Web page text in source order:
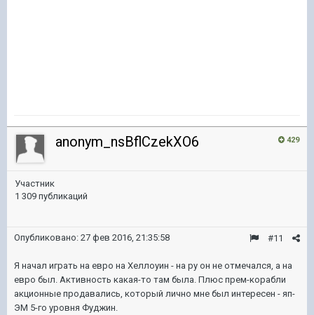
429
anonym_nsBflCzekXO6
Участник
1 309 публикаций
#11
Опубликовано: 27 фев 2016, 21:35:58
Я начал играть на евро на Хеллоуин - на ру он не отмечался, а на
евро был. Активность какая-то там была. Плюс прем-корабли
акционные продавались, который лично мне был интересен - яп-
ЭМ 5-го уровня Фуджин.